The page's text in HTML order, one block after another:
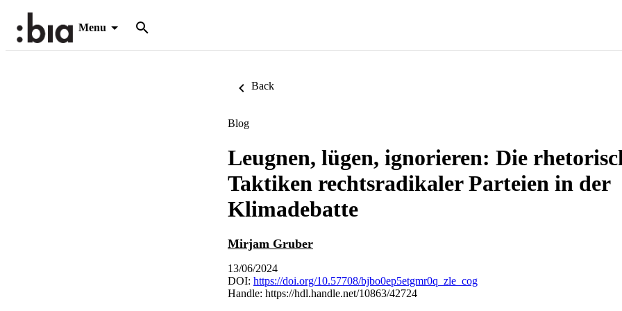
Menu
Back
Blog
Leugnen, lügen, ignorieren: Die
Taktiken rechtsradikaler Parteien in der
Klimadebatte
Mirjam Gruber
13/06/2024
DOI: https://doi.org/10.57708/bjbo0ep5etgmr0q_zle_cog
Handle: https://hdl.handle.net/10863/42724